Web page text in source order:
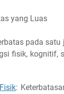
yang Luas
pada satu
fisik, kognitif,
: